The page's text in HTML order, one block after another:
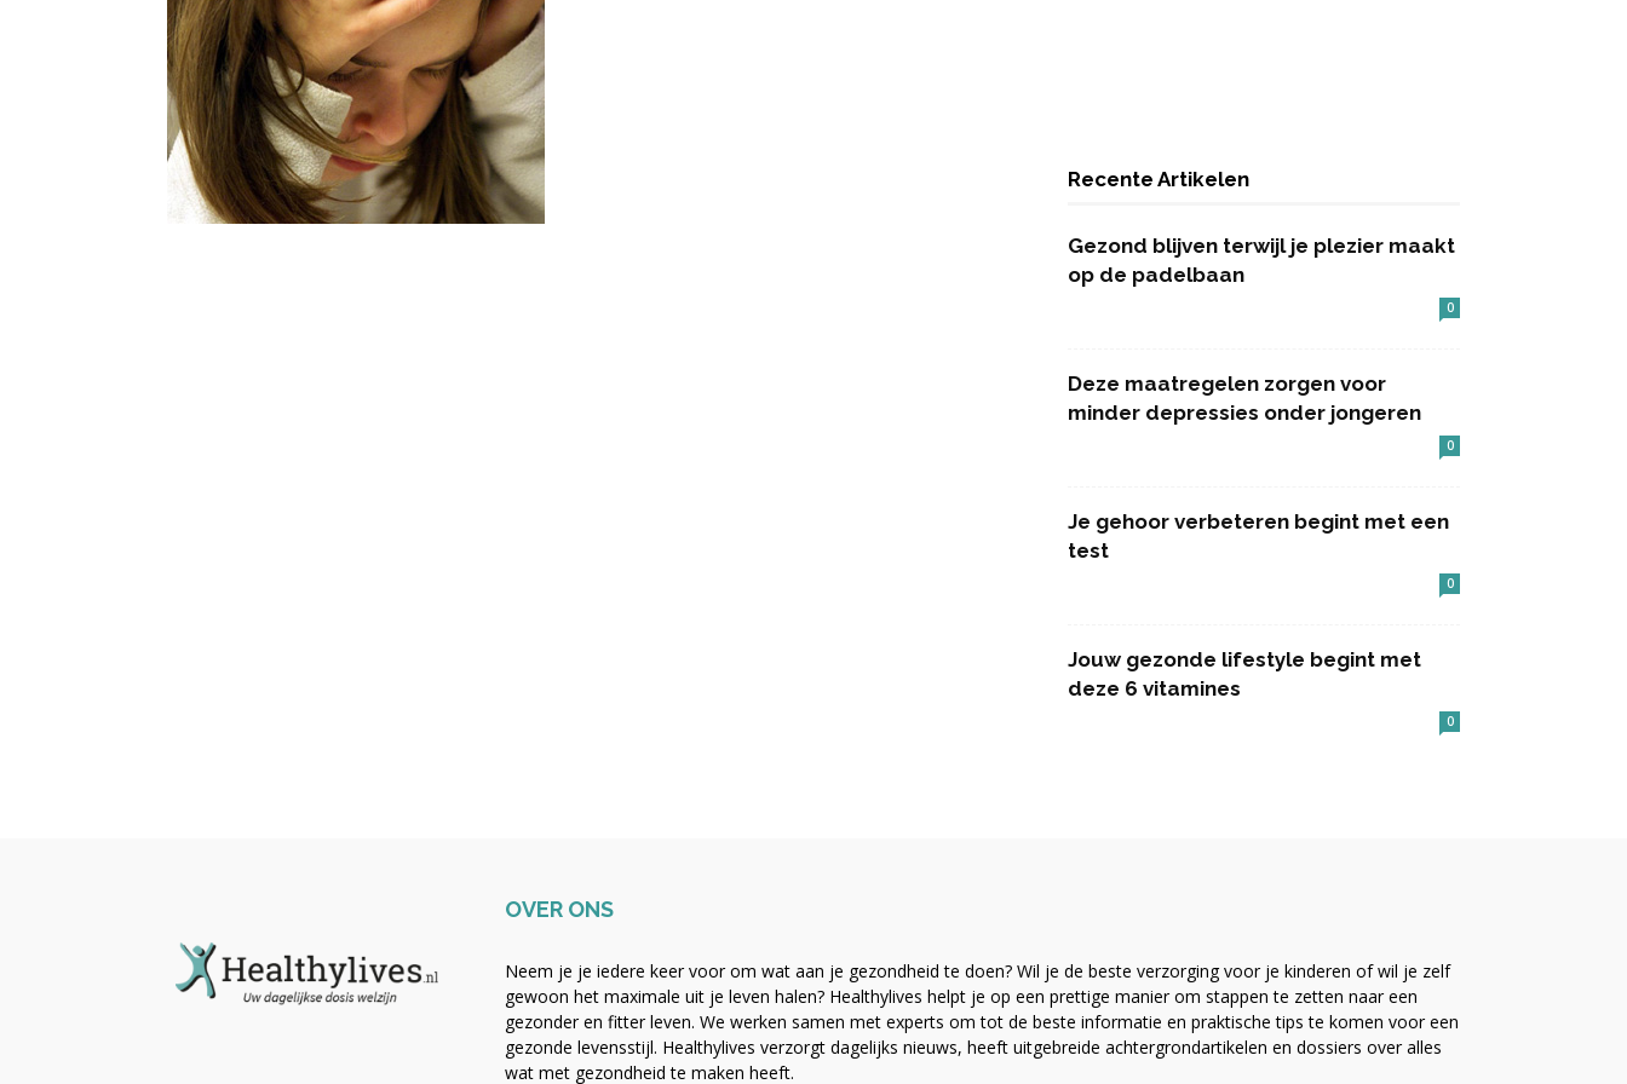
Recente Artikelen
Gezond blijven terwijl je plezier maakt
op de padelbaan
0
Deze maatregelen zorgen voor
minder depressies onder jongeren
0
Je gehoor verbeteren begint met een
test
0
Jouw gezonde lifestyle begint met
deze 6 vitamines
0
OVER ONS
Neem je je iedere keer voor om wat aan je gezondheid te doen? Wil je de beste verzorging voor je kinderen of wil je zelf
gewoon het maximale uit je leven halen? Healthylives helpt je op een prettige manier om stappen te zetten naar een
gezonder en fitter leven. We werken samen met experts om tot de beste informatie en praktische tips te komen voor een
gezonde levensstijl. Healthylives verzorgt dagelijks nieuws, heeft uitgebreide achtergrondartikelen en dossiers over alles
wat met gezondheid te maken heeft.